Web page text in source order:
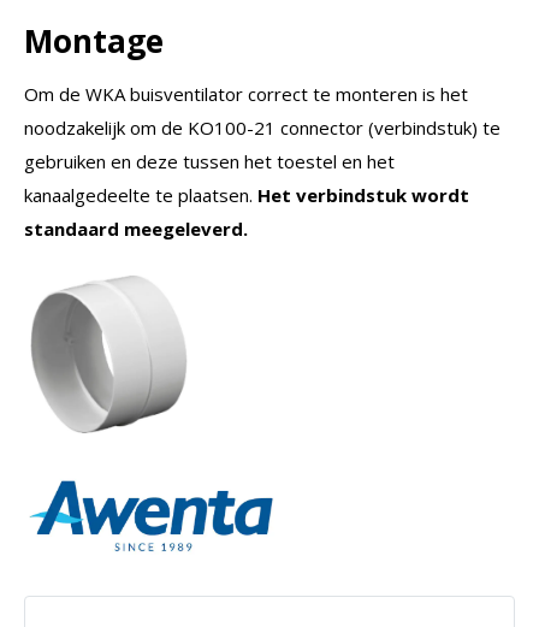
Montage
Om de WKA buisventilator correct te monteren is het
noodzakelijk om de KO100-21 connector (verbindstuk) te
gebruiken en deze tussen het toestel en het
kanaalgedeelte te plaatsen. Het verbindstuk wordt
standaard meegeleverd.